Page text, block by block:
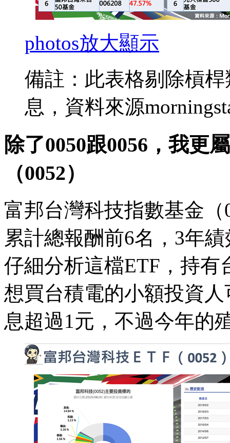
photos放大顯示
備註：此表格剔除槓
息，資料來源
除了0050跟0056，我更
（0052）
富邦台灣科技指數基金
累計總報酬前6名，3年
仔細分析這檔ETF，持有
想買台積電的小額投資
息超過1元，不過今年的